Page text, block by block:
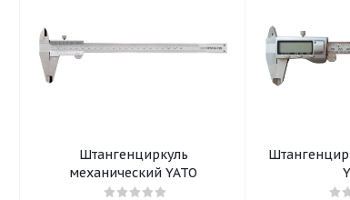
Штангенциркуль
механический YATO